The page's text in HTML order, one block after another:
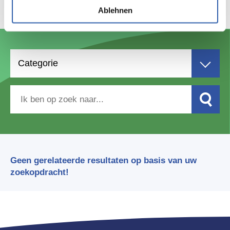
Ablehnen
Categorie
Geen gerelateerde resultaten op basis van uw
zoekopdracht!